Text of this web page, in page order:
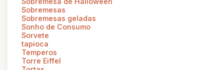
Sobremesas
Sobremesas geladas
Sonho de Consumo
Sorvete
tapioca
Temperos
Torre Eiffel